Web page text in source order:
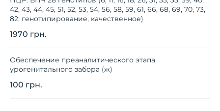
42, 43, 44, 45, 51, 52, 53, 54, 56, 58, 59, 61, 66, 68, 69, 70, 73,
82; генотипирование, качественное)
1970 грн.
Обеспечение преаналитического этапа
урогенитального забора (ж)
100 грн.